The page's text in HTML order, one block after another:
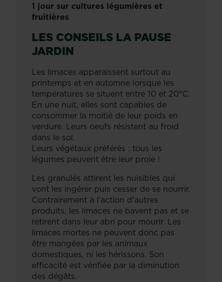
1 jour sur cultures légumières et
fruitières
LES CONSEILS LA PAUSE
JARDIN
Les limaces apparaissent surtout au
printemps et en automne lorsque les
températures se situent entre 10 et 20°C.
En une nuit, elles sont capables de
consommer la moitié de leur poids en
verdure. Leurs oeufs résistent au froid
dans le sol.
Leurs végétaux préférés : tous les
légumes peuvent être leur proie !
Les granulés attirent les nuisibles qui
vont les ingérer puis cesser de se nourrir.
Contrairement à l'action d'autres
produits, les limaces ne bavent pas et se
retirent dans leur abri pour mourir. Les
limaces mortes ne peuvent donc pas
être mangées par les animaux
domestiques, ni les hérissons. Son
efficacité est vérifiée par la diminution
des dégâts.